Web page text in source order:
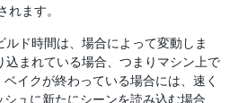
れます。
ルド時間は、場合によって変動しま
込まれている場合、つまりマシン上で
ベイクが終わっている場合には、速く
ュに新たにシーンを読み込む場合